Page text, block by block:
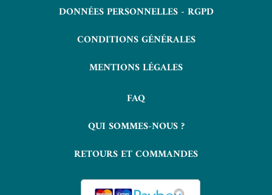
DONNÉES PERSONNELLES - RGPD
CONDITIONS GÉNÉRALES
MENTIONS LÉGALES
FAQ
QUI SOMMES-NOUS ?
RETOURS ET COMMANDES